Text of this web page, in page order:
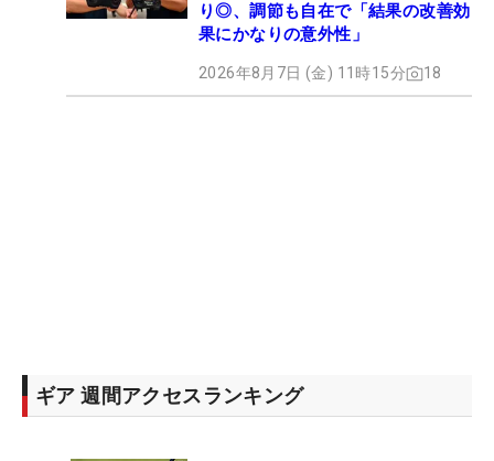
り◎、調節も自在で「結果の改善効
果にかなりの意外性」
2026年8月7日 (金) 11時15分 18
ギア 週間アクセスランキング